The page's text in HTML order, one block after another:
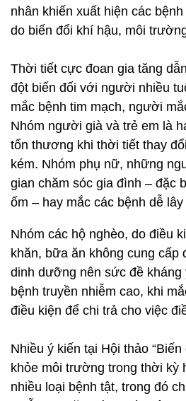
nhân khiến xuất hiện các
do biến đổi khí hậu, môi
Thời tiết cực đoan gia tăng
đột biến đối với người nhiều
mắc bệnh tim mạch, người
Nhóm người già và trẻ em là
tổn thương khi thời tiết thay
kém. Nhóm phụ nữ, những
gian chăm sóc gia đình – đặc
ốm – hay mắc các bệnh dễ lây
Nhóm các hộ nghèo, do điều
khăn, bữa ăn không cung cấp
dinh dưỡng nên sức đề kháng
bệnh truyền nhiễm cao, khi
điều kiện để chi trả cho việc
Nhiều ý kiến tại Hội thảo
khỏe môi trường trong thời kỳ
nhiều loại bệnh tật, trong đó